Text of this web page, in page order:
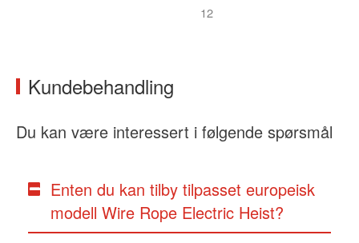
12
Kundebehandling
Du kan være interessert i følgende spørsmål
Enten du kan tilby tilpasset europeisk
modell Wire Rope Electric Heist?